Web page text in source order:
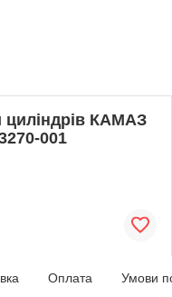
циліндрів КАМАЗ
001
Оплата Умови